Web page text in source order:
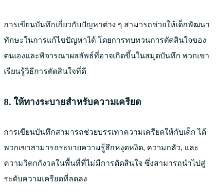
การเขียนบันทึกเกี่ยวกับปัญหาต่าง ๆ สามารถช่วยให้เด็กพัฒนา
ทักษะในการแก้ไขปัญหาได้ โดยการทบทวนการตัดสินใจของ
ตนเองและพิจารณาผลลัพธ์ที่อาจเกิดขึ้นในสมุดบันทึก พวกเขา
เรียนรู้วิธีการตัดสินใจที่ดี
8. ให้ทางระบายสำหรับความเครียด
การเขียนบันทึกสามารถช่วยบรรเทาความเครียดให้กับเด็ก ได้
พวกเขาสามารถระบายความรู้สึกหงุดหงิด, ความกลัว, และ
ความวิตกกังวลในพื้นที่ที่ไม่มีการตัดสินใจ ซึ่งสามารถนำไปสู่
ระดับความเครียดที่ลดลง